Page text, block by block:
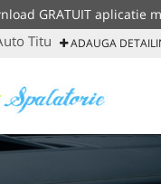
GRATUIT aplicatie
Titu ADAUGA